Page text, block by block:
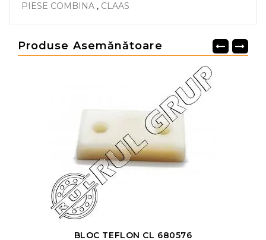
PIESE COMBINA , CLAAS
Produse Asemănătoare
BLOC TEFLON CL 680576